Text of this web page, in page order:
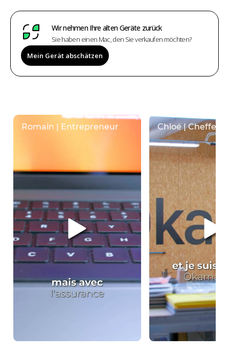
Wir nehmen Ihre alten Geräte zurück
Sie haben einen Mac, den Sie verkaufen möchten?
Mein Gerät abschätzen